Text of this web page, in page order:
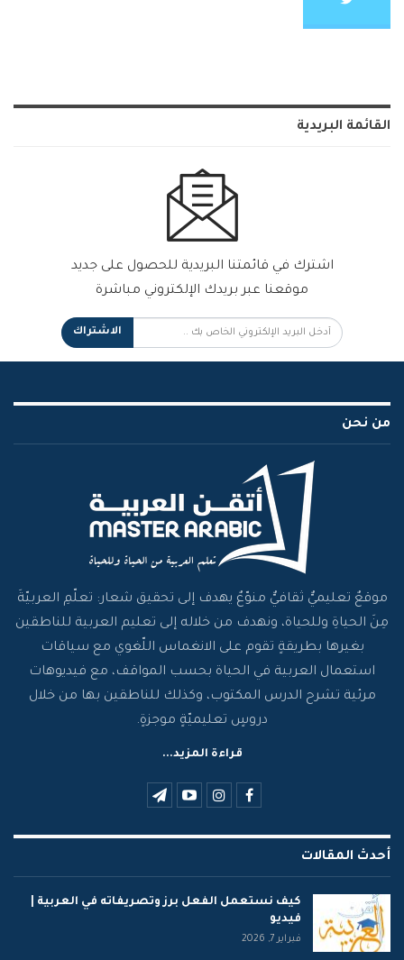
القائمة البريدية
اشترك في قائمتنا البريدية للحصول على جديد
موقعنا عبر بريدك الإلكتروني مباشرة
الاشتراك
من نحن
موقعٌ تعليميٌّ ثقافيٌّ منوّعٌ يهدف إلى تحقيق شعار: تعلّمِ العربيّةَ
مِنَ الحياةِ وللحياة، ونهدف من خلاله إلى تعليم العربية للناطقين
بغيرها بطريقةٍ تقوم على الانغماس اللّغوي مع سياقات
استعمال العربية في الحياة بحسب المواقف، مع فيديوهات
مرئية تشرح الدرس المكتوب، وكذلك للناطقين بها من خلال
دروسٍ تعليميّةٍ موجزةٍ.
قراءة المزيد...
أحدث المقالات
كيف نستعمل الفعل برز وتصريفاته في العربية |
فيديو
فبراير 7, 2026